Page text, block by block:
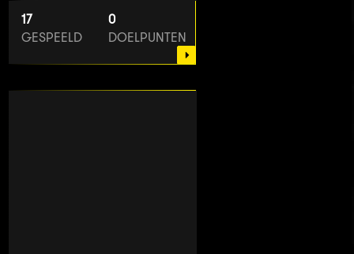
17
GESPEELD
0
DOELPUNTEN